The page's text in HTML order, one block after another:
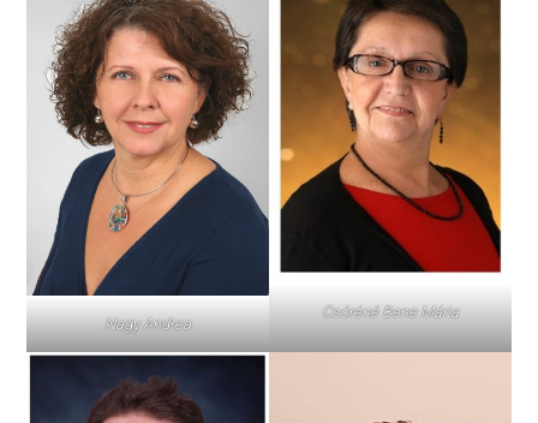
Nagy Andrea
Csóréné Bene Mária